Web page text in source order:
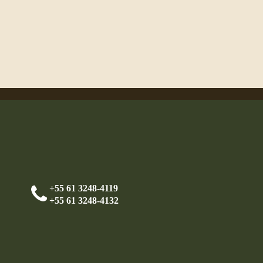
+55 61 3248-4119
+55 61 3248-4132